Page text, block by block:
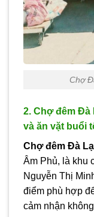
Chợ
2. Chợ đêm Đà
và ăn vặt buổi
Chợ đêm Đà
Âm Phủ, là khu
Nguyễn Thị
điểm phù hợp
cảm nhận